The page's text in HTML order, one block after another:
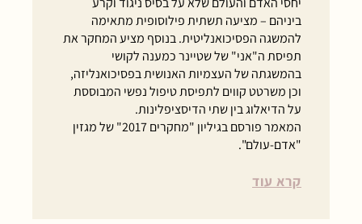
ביניהם – מציעה תשתית פילוסופית מתאימה
להמשגה הפסיכואנליטית. בנוסף מציע המחקר את
תפיסת ה"אני" של שטיינר כמענה לקושי
בהמשגתה של העצמיות האנושית בפסיכואנליזה,
וכן משרטט קווים לתפיסת טיפול נפשי המבוססת
על הדיאלוג בין שתי הדיסציפלינות.
המאמר פורסם בגיליון "מחקרים 2017" של מגזין
"אדם-עולם".
קרא עוד